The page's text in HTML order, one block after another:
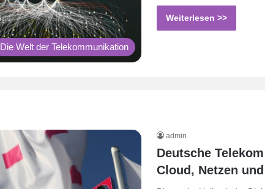
Die Welt der Telekommunikation
Weiterlesen >>
admin
Deutsche
Cloud, Netzen